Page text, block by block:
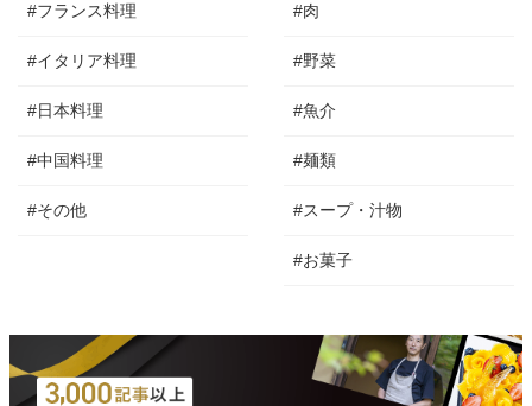
#フランス料理
#イタリア料理
#日本料理
#中国料理
#その他
#肉
#野菜
#魚介
#麺類
#スープ・汁物
#お菓子